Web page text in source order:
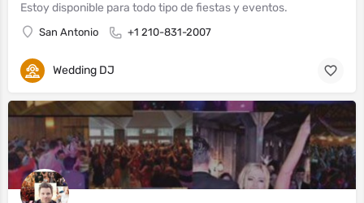
Estoy disponible para todo tipo de fiestas y eventos.
San Antonio +1 210-831-2007
Wedding DJ